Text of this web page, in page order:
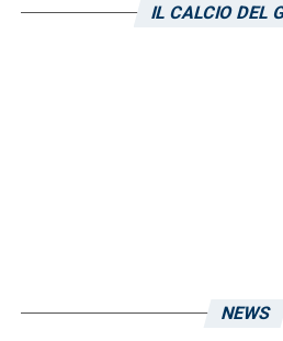
LA PLAYLIST DELLE
IL CALCIO DEL
NEWS